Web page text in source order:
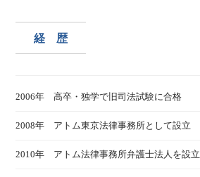
経 歴
2006年 高卒・独学で旧司法試験に合格
2008年 アトム東京法律事務所として設立
2010年 アトム法律事務所弁護士法人を設立